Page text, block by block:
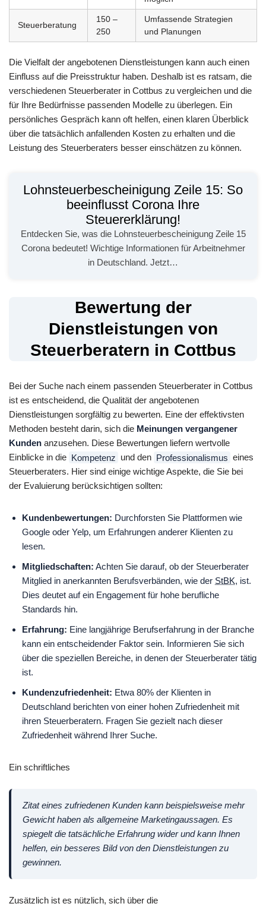
Steuerberatung
150 –
250
Umfassende Strategien
und Planungen
Die Vielfalt der angebotenen Dienstleistungen kann auch einen
Einfluss auf die Preisstruktur haben. Deshalb ist es ratsam, die
verschiedenen Steuerberater in Cottbus zu vergleichen und die
für Ihre Bedürfnisse passenden Modelle zu überlegen. Ein
persönliches Gespräch kann oft helfen, einen klaren Überblick
über die tatsächlich anfallenden Kosten zu erhalten und die
Leistung des Steuerberaters besser einschätzen zu können.
Lohnsteuerbescheinigung Zeile 15: So
beeinflusst Corona Ihre
Steuererklärung!
Entdecken Sie, was die Lohnsteuerbescheinigung Zeile 15
Corona bedeutet! Wichtige Informationen für Arbeitnehmer
in Deutschland. Jetzt…
Bewertung der
Dienstleistungen von
Steuerberatern in Cottbus
Bei der Suche nach einem passenden Steuerberater in Cottbus
ist es entscheidend, die Qualität der angebotenen
Dienstleistungen sorgfältig zu bewerten. Eine der effektivsten
Methoden besteht darin, sich die Meinungen vergangener
Kunden anzusehen. Diese Bewertungen liefern wertvolle
Einblicke in die Kompetenz und den Professionalismus eines
Steuerberaters. Hier sind einige wichtige Aspekte, die Sie bei
der Evaluierung berücksichtigen sollten:
Kundenbewertungen: Durchforsten Sie Plattformen wie
Google oder Yelp, um Erfahrungen anderer Klienten zu
lesen.
Mitgliedschaften: Achten Sie darauf, ob der Steuerberater
Mitglied in anerkannten Berufsverbänden, wie der StBK, ist.
Dies deutet auf ein Engagement für hohe berufliche
Standards hin.
Erfahrung: Eine langjährige Berufserfahrung in der Branche
kann ein entscheidender Faktor sein. Informieren Sie sich
über die speziellen Bereiche, in denen der Steuerberater tätig
ist.
Kundenzufriedenheit: Etwa 80% der Klienten in
Deutschland berichten von einer hohen Zufriedenheit mit
ihren Steuerberatern. Fragen Sie gezielt nach dieser
Zufriedenheit während Ihrer Suche.
Ein schriftliches
Zitat eines zufriedenen Kunden kann beispielsweise mehr
Gewicht haben als allgemeine Marketingaussagen. Es
spiegelt die tatsächliche Erfahrung wider und kann Ihnen
helfen, ein besseres Bild von den Dienstleistungen zu
gewinnen.
Zusätzlich ist es nützlich, sich über die